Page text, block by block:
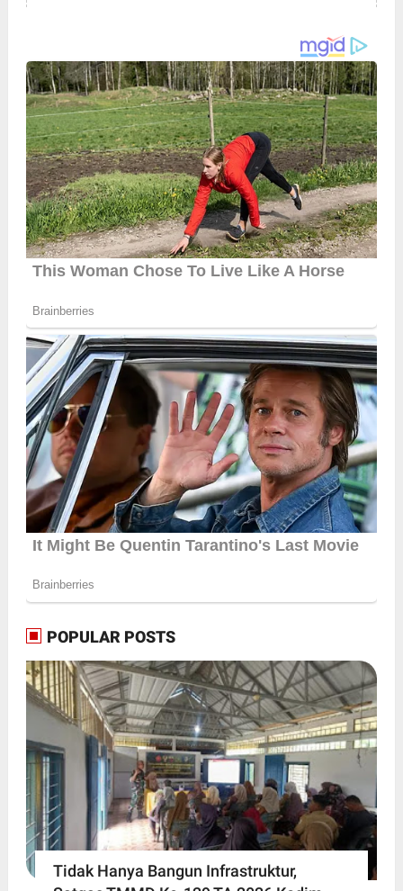
POPULAR POSTS
Tidak Hanya Bangun Infrastruktur,